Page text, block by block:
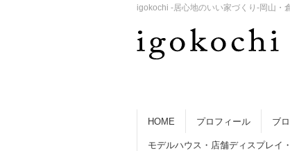
igokochi -居心地のいい家づくり-岡山
HOME プロフィール ブ
モデルハウス・店舗ディスプレイ